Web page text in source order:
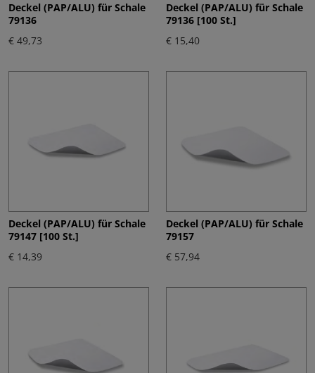
Deckel (PAP/ALU) für Schale
79136
€ 49,73
Deckel (PAP/ALU) für Schale
79136 [100 St.]
€ 15,40
Deckel (PAP/ALU) für Schale
79147 [100 St.]
€ 14,39
Deckel (PAP/ALU) für Schale
79157
€ 57,94